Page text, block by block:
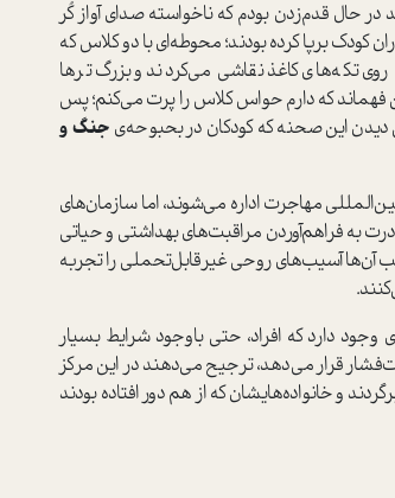
در حال قدم‌زدن بودم که ناخواسته صدای آواز کُر
کودک برپا کرده بودند؛ محوطه‌ای با دو کلاس که
تکه‌های کاغذ نقاشی می‌کردند و بزرگ‌ترها
فهماند که دارم حواس کلاس را پرت می‌کنم؛ پس
دیدن این صحنه که کودکان در بحبوحه‌ی جنگ و
مهاجرت اداره می‌شوند، اما سازمان‌های
به فراهم‌آوردن مراقبت‌های بهداشتی و حیاتی
آن‌ها آسیب‌های روحی غیرقابل‌تحملی را تجربه
دارد که افراد، حتی باوجود شرایط بسیار
قرار می‌دهد، ترجیح می‌دهند در این مرکز
و خانواده‌هایشان که از هم دور افتاده بودند